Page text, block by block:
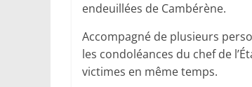
endeuillées de Cambérène.
Accompagné de plusieurs
les condoléances du chef de
victimes en même temps.